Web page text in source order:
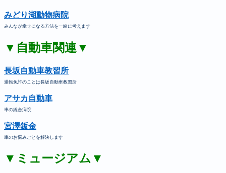
みどり湖動物病院
みんなが幸せになる方法を一緒に考えます
▼自動車関連▼
長坂自動車教習所
運転免許のことは長坂自動車教習所
アサカ自動車
車の総合病院
宮澤鈑金
車のお悩みごとを解決します
▼ミュージアム▼